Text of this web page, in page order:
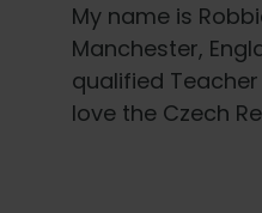
My name is
Manchester,
qualified
love the Czech